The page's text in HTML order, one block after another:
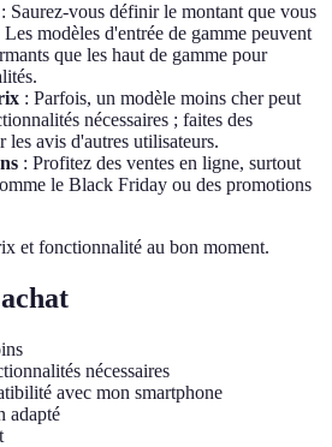
: Saurez-vous définir le montant que vous
modèles d'entrée de gamme peuvent
que les haut de gamme pour
: Parfois, un modèle moins cher peut
nécessaires ; faites des
les avis d'autres utilisateurs.
: Profitez des ventes en ligne, surtout
le Black Friday ou des promotions
et fonctionnalité au bon moment.
nécessaires
avec mon smartphone
adapté